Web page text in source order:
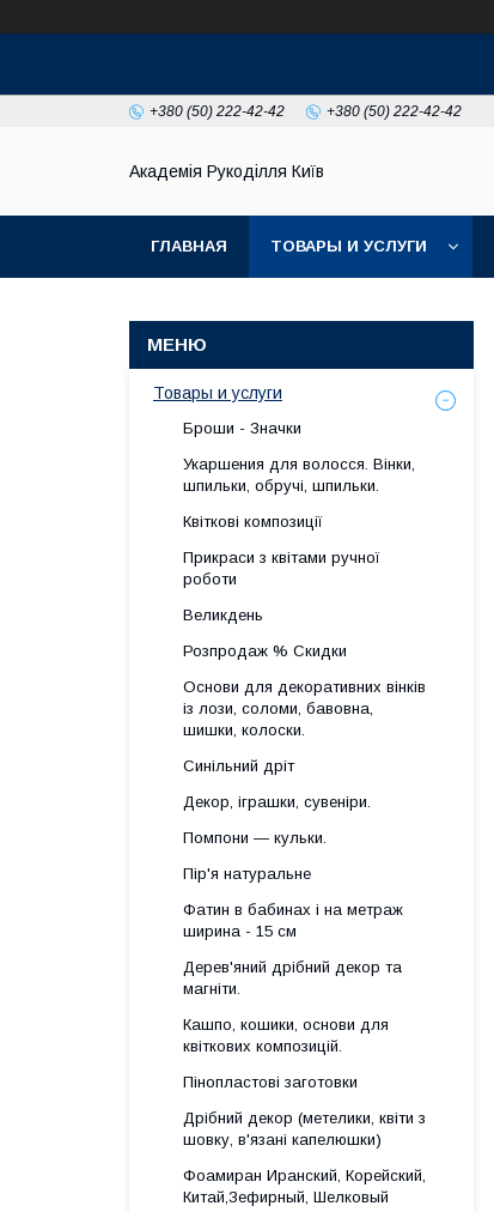
+380 (50) 222-42-42 +380 (50) 222-42-42
Академія Рукоділля Київ
ГЛАВНАЯ ТОВАРЫ И УСЛУГИ
Товары и услуги
Броши - Значки
Укаршения для волосся. Вінки,
шпильки, обручі, шпильки.
Квіткові композиції
Прикраси з квітами ручної
роботи
Великдень
Розпродаж % Скидки
Основи для декоративних вінків
із лози, соломи, бавовна,
шишки, колоски.
Синільний дріт
Декор, іграшки, сувеніри.
Помпони — кульки.
Пір'я натуральне
Фатин в бабинах і на метраж
ширина - 15 см
Дерев'яний дрібний декор та
магніти.
Кашпо, кошики, основи для
квіткових композицій.
Пінопластові заготовки
Дрібний декор (метелики, квіти з
шовку, в'язані капелюшки)
Фоамиран Иранский, Корейский,
Китай,Зефирный, Шелковый